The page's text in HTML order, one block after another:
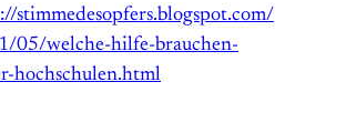
stimmedesopfers.blogspot.com/
05/welche-hilfe-brauchen-
hochschulen.html